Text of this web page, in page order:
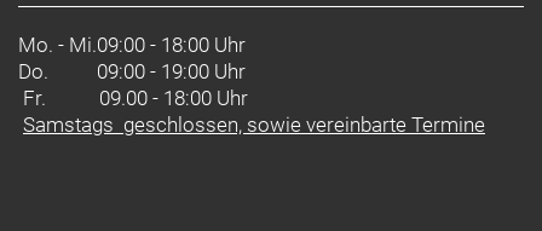
Mo. - Mi.09:00 - 18:00 Uhr
Do.
09:00 - 19:00 Uhr
Fr. 09.00 - 18:00 Uhr
Samstags geschlossen, sowie vereinbarte Termine